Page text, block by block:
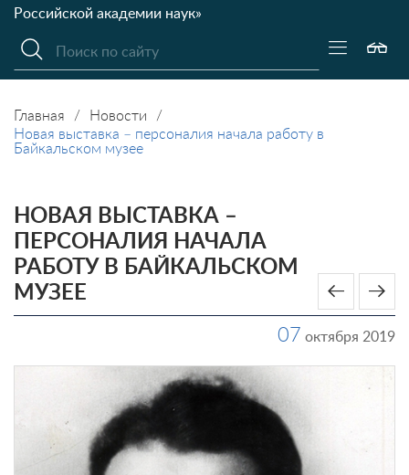
Российской академии наук»
Главная
Новости
Новая выставка – персоналия начала работу в
Байкальском музее
НОВАЯ ВЫСТАВКА –
ПЕРСОНАЛИЯ НАЧАЛА
РАБОТУ В БАЙКАЛЬСКОМ
МУЗЕЕ
07 октября 2019